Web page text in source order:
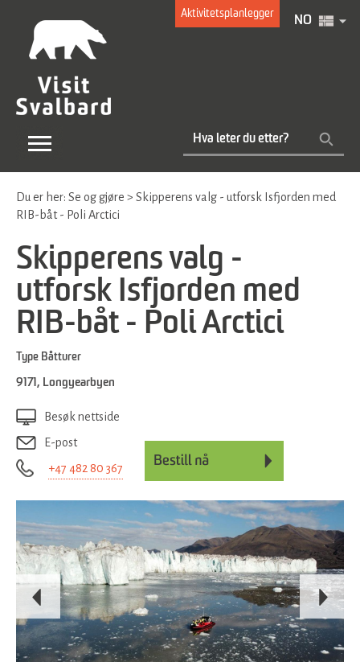
Aktivitetsplanlegger
NO
Du er her: Se og gjøre > Skipperens valg - utforsk Isfjorden med
RIB-båt - Poli Arctici
Skipperens valg -
utforsk Isfjorden med
RIB-båt - Poli Arctici
Type Båtturer
9171 , Longyearbyen
Besøk nettside
E-post
+47 482 80 367